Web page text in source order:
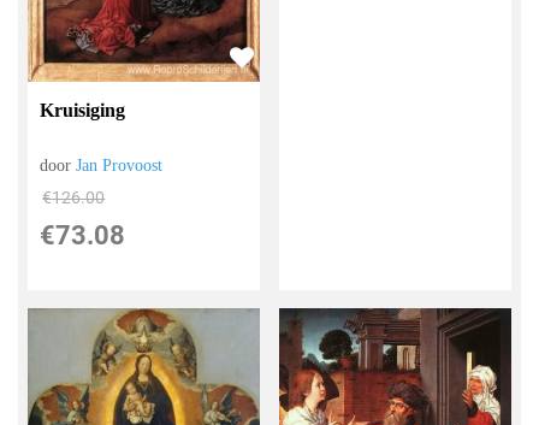
Kruisiging
doorJan Provoost
€126.00
€73.08